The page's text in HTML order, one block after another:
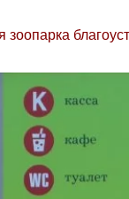
зоопарка